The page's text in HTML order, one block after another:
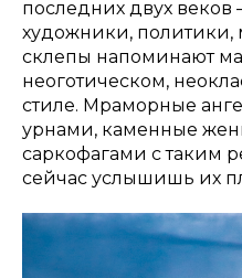
последних двух
художники,
склепы напоминают
неоготическом,
стиле. Мраморные
урнами, каменные
саркофагами с таким
сейчас услышишь их